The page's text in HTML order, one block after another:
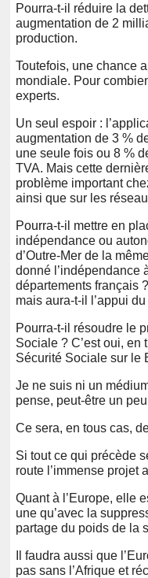
Pourra-t-il réduire la
augmentation de 2
production.
Toutefois, une chance
mondiale. Pour
experts.
Un seul espoir :
augmentation de 3 %
une seule fois ou 8 %
TVA. Mais cette
problème important
ainsi que sur les
Pourra-t-il mettre en
indépendance ou
d’Outre-Mer de la
donné l’indépendance
départements français
mais aura-t-il l’appui
Pourra-t-il résoudre le
Sociale ? C’est oui, en
Sécurité Sociale sur le
Je ne suis ni un
pense, peut-être un
Ce sera, en tous cas,
Si tout ce qui précède
route l’immense projet
Quant à l’Europe, elle
une qu’avec la
partage du poids de la
Il faudra aussi que
pas sans l’Afrique et